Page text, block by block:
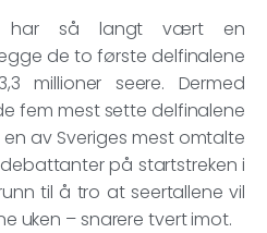
har så langt vært en
de to første delfinalene
millioner seere. Dermed
fem mest sette delfinalene
en av Sveriges mest omtalte
på startstreken i
til å tro at seertallene vil
uken – snarere tvert imot.